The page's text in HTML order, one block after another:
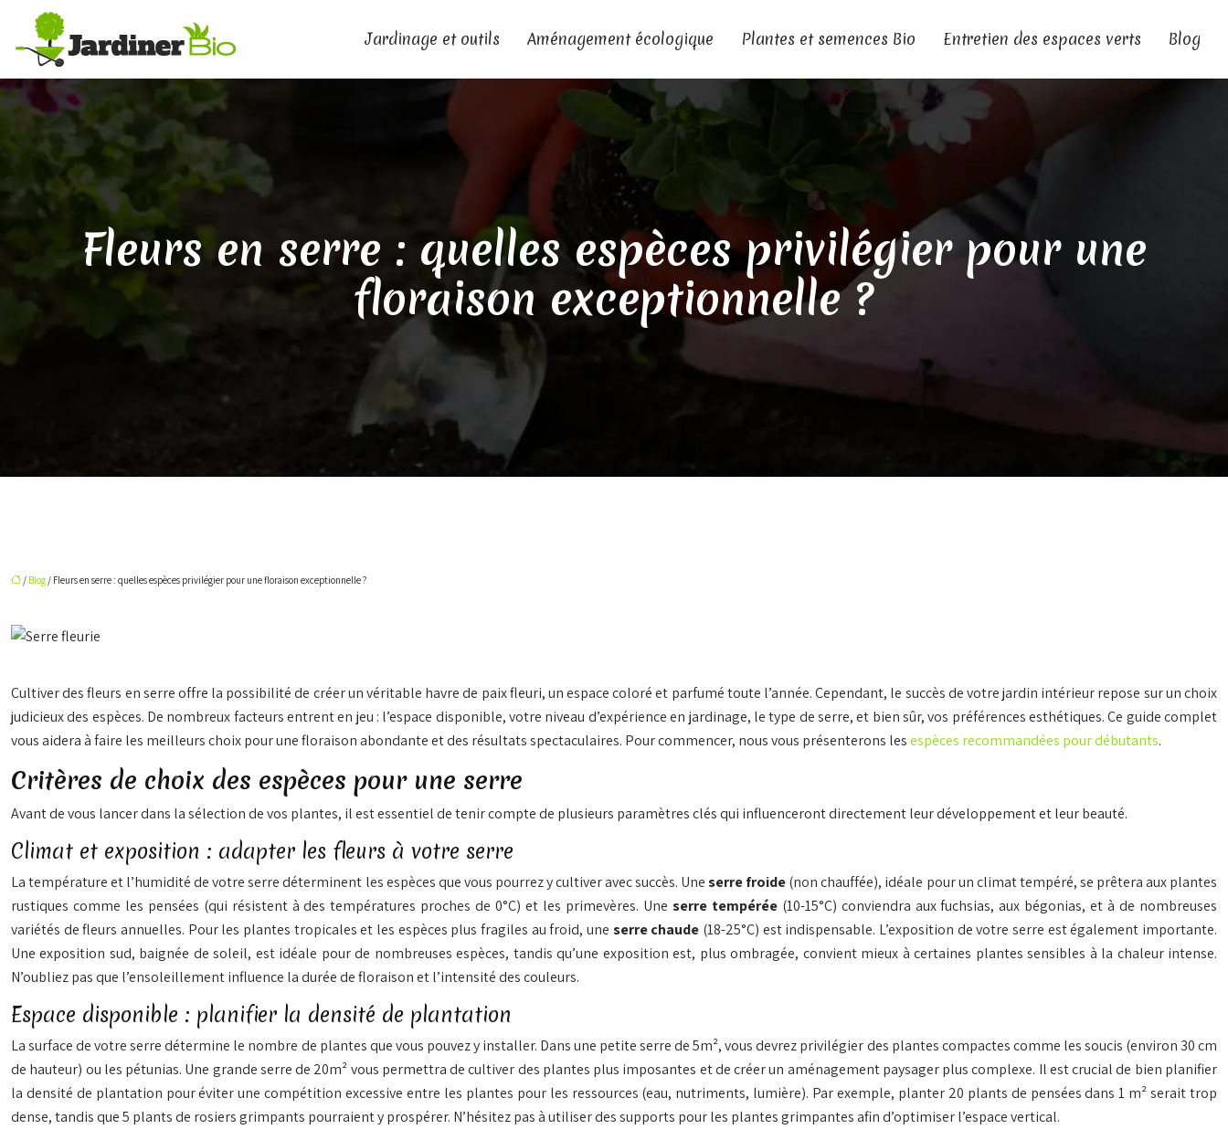
Jardinage et outils Aménagement écologique Plantes et semences Bio Entretien des espaces verts Blog
Fleurs en serre : quelles espèces privilégier pour une
floraison exceptionnelle ?
/ Blog / Fleurs en serre : quelles espèces privilégier pour une floraison exceptionnelle ?
Cultiver des fleurs en serre offre la possibilité de créer un véritable havre de paix fleuri, un espace coloré et parfumé toute l’année. Cependant, le succès de votre jardin intérieur repose sur un choix
judicieux des espèces. De nombreux facteurs entrent en jeu : l’espace disponible, votre niveau d’expérience en jardinage, le type de serre, et bien sûr, vos préférences esthétiques. Ce guide complet
vous aidera à faire les meilleurs choix pour une floraison abondante et des résultats spectaculaires. Pour commencer, nous vous présenterons lesespèces recommandées pour débutants.
Critères de choix des espèces pour une serre
Avant de vous lancer dans la sélection de vos plantes, il est essentiel de tenir compte de plusieurs paramètres clés qui influenceront directement leur développement et leur beauté.
Climat et exposition : adapter les fleurs à votre serre
La température et l’humidité de votre serre déterminent les espèces que vous pourrez y cultiver avec succès. Uneserre froide(non chauffée), idéale pour un climat tempéré, se prêtera aux plantes
rustiques comme les pensées (qui résistent à des températures proches de 0°C) et les primevères. Une serre tempérée (10-15°C) conviendra aux fuchsias, aux bégonias, et à de nombreuses
variétés de fleurs annuelles. Pour les plantes tropicales et les espèces plus fragiles au froid, une serre chaude (18-25°C) est indispensable. L’exposition de votre serre est également importante.
Une exposition sud, baignée de soleil, est idéale pour de nombreuses espèces, tandis qu’une exposition est, plus ombragée, convient mieux à certaines plantes sensibles à la chaleur intense.
N’oubliez pas que l’ensoleillement influence la durée de floraison et l’intensité des couleurs.
Espace disponible : planifier la densité de plantation
La surface de votre serre détermine le nombre de plantes que vous pouvez y installer. Dans une petite serre de 5m², vous devrez privilégier des plantes compactes comme les soucis (environ 30 cm
de hauteur) ou les pétunias. Une grande serre de 20m² vous permettra de cultiver des plantes plus imposantes et de créer un aménagement paysager plus complexe. Il est crucial de bien planifier
la densité de plantation pour éviter une compétition excessive entre les plantes pour les ressources (eau, nutriments, lumière). Par exemple, planter 20 plants de pensées dans 1 m² serait trop
dense, tandis que 5 plants de rosiers grimpants pourraient y prospérer. N’hésitez pas à utiliser des supports pour les plantes grimpantes afin d’optimiser l’espace vertical.